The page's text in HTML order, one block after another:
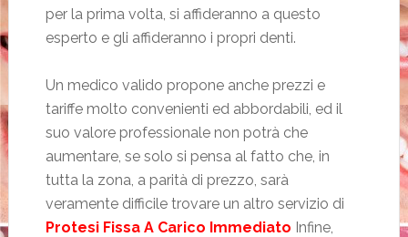
per la prima volta, si affideranno a questo
esperto e gli affideranno i propri denti.
Un medico valido propone anche prezzi e
tariffe molto convenienti ed abbordabili, ed il
suo valore professionale non potrà che
aumentare, se solo si pensa al fatto che, in
tutta la zona, a parità di prezzo, sarà
veramente difficile trovare un altro servizio di
Protesi Fissa A Carico Immediato Infine,